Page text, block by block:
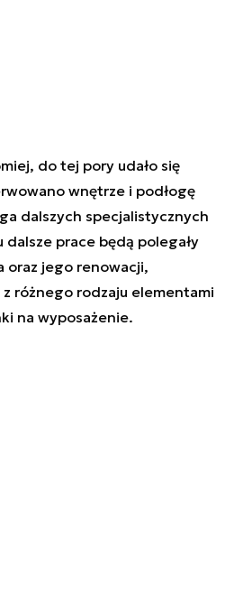
do tej pory udało się
wnętrze i podłogę
dalszych specjalistycznych
prace będą polegały
oraz jego renowacji,
różnego rodzaju elementami
na wyposażenie.